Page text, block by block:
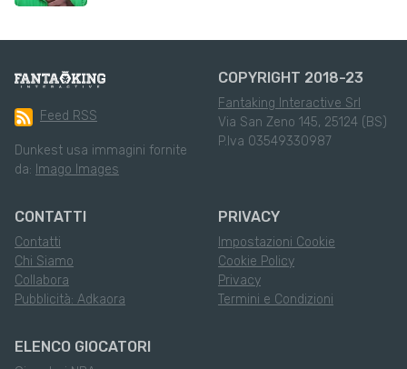
Feed RSS
Dunkest usa immagini fornite
da: Imago Images
COPYRIGHT 2018-23
Fantaking Interactive Srl
Via San Zeno 145, 25124 (BS)
P.Iva 03549330987
CONTATTI
Contatti
Chi Siamo
Collabora
Pubblicità: Adkaora
PRIVACY
Impostazioni Cookie
Cookie Policy
Privacy
Termini e Condizioni
ELENCO GIOCATORI